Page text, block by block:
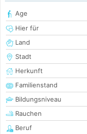
Age
Hier für
Land
Stadt
Herkunft
Familienstand
Bildungsniveau
Rauchen
Beruf